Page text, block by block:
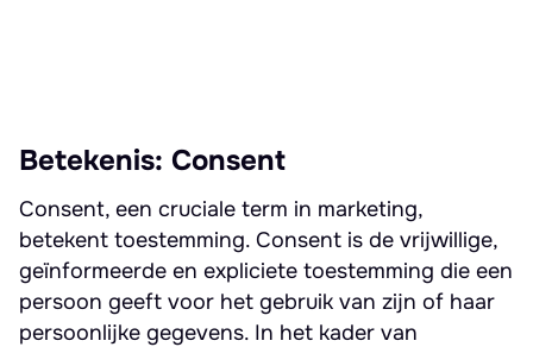
Betekenis: Consent
Consent, een cruciale term in marketing,
betekent toestemming. Consent is de vrijwillige,
geïnformeerde en expliciete toestemming die een
persoon geeft voor het gebruik van zijn of haar
persoonlijke gegevens. In het kader van